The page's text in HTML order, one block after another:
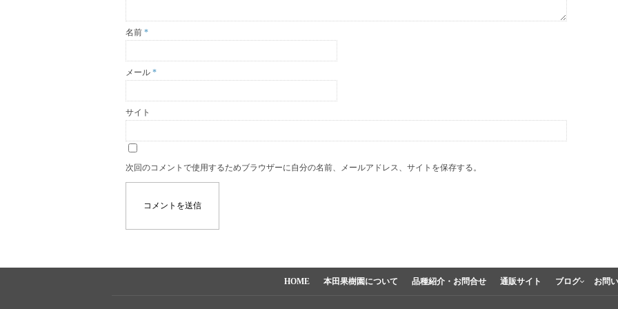
名前 *
メール *
サイト
次回のコメントで使用するためブラウザーに自分の名前、メールアドレス、サイトを保存する。
HOME 本田果樹園について 品種紹介・お問合せ 通販サイト ブログ お問